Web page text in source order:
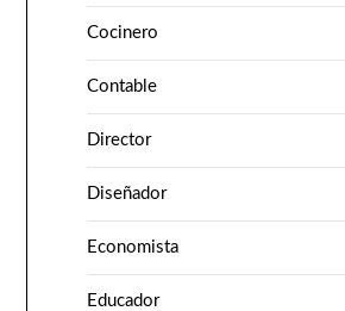
Cocinero
Contable
Director
Diseñador
Economista
Educador